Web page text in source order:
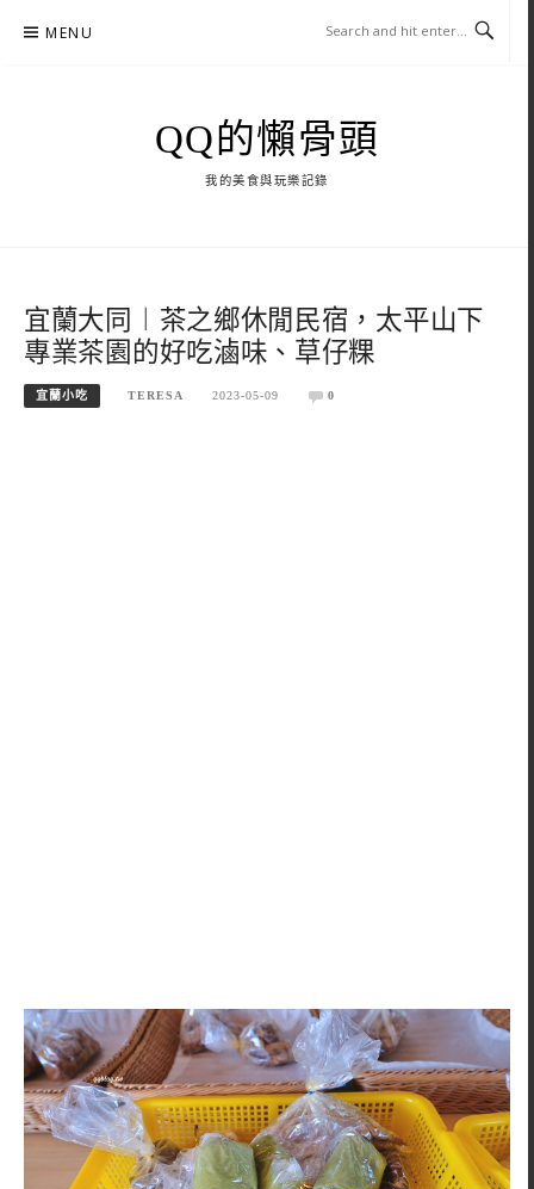
MENU
QQ的懶骨頭
我的美食與玩樂記錄
宜蘭大同︱茶之鄉休閒民宿，太平山下
專業茶園的好吃滷味、草仔粿
宜蘭小吃 TERESA 2023-05-09 0